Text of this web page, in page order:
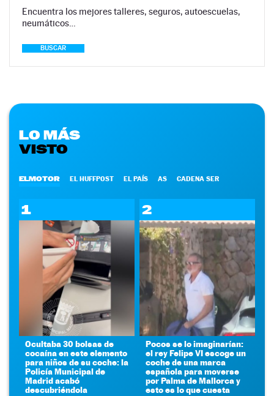
Encuentra los mejores talleres, seguros, autoescuelas,
neumáticos…
BUSCAR
LO MÁS
VISTO
ELMOTOR EL HUFFPOST EL PAÍS AS CADENA SER
1
Ocultaba 30 bolsas de
cocaína en este elemento
para niños de su coche: la
Policía Municipal de
Madrid acabó
descubriéndola
2
Pocos se lo imaginarían:
el rey Felipe VI escoge un
coche de una marca
española para moverse
por Palma de Mallorca y
esto es lo que cuesta